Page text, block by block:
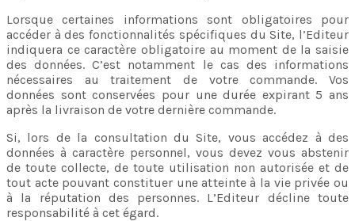
Lorsque certaines informations sont obligatoires pour
accéder à des fonctionnalités spécifiques du Site, l’Editeur
indiquera ce caractère obligatoire au moment de la saisie
des données. C’est notamment le cas des informations
nécessaires au traitement de votre commande. Vos
données sont conservées pour une durée expirant 5 ans
après la livraison de votre dernière commande.
Si, lors de la consultation du Site, vous accédez à des
données à caractère personnel, vous devez vous abstenir
de toute collecte, de toute utilisation non autorisée et de
tout acte pouvant constituer une atteinte à la vie privée ou
à la réputation des personnes. L’Editeur décline toute
responsabilité à cet égard.